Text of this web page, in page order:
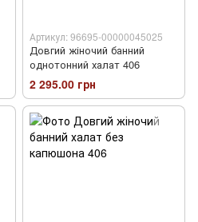
Артикул: 96695-00000045025
Довгий жіночий банний
однотонний халат 406
2 295.00 грн